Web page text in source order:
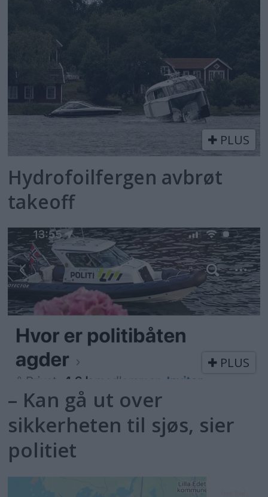
PLUS
Hydrofoilfergen avbrøt
takeoff
PLUS
– Kan gå ut over
sikkerheten til sjøs, sier
politiet